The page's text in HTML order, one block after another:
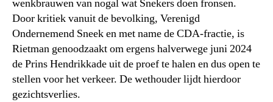
wenkbrauwen van nogal wat Snekers doen fronsen.
Door kritiek vanuit de bevolking, Verenigd
Ondernemend Sneek en met name de CDA-fractie, is
Rietman genoodzaakt om ergens halverwege juni 2024
de Prins Hendrikkade uit de proef te halen en dus open te
stellen voor het verkeer. De wethouder lijdt hierdoor
gezichtsverlies.